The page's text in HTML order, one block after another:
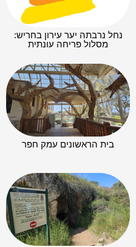
נחל נרבתה יער עירון בחריש:
מסלול פריחה עונתית
בית הראשונים עמק חפר